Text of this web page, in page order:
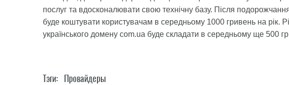
послуг та вдосконалювати свою технічну базу. Після
буде коштувати користувачам в середньому 1000 гривень на рік.
українського домену com.ua буде складати в середньому ще 500
Тэги: Провайдеры